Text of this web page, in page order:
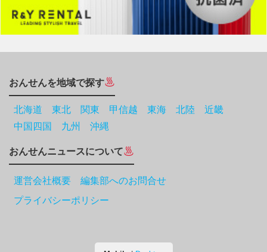
おんせんを地域で探す
北海道 東北 関東 甲信越 東海 北陸
近畿
中国四国
九州 沖縄
おんせんニュースについて
運営会社概要 編集部へのお問合せ
プライバシーポリシー